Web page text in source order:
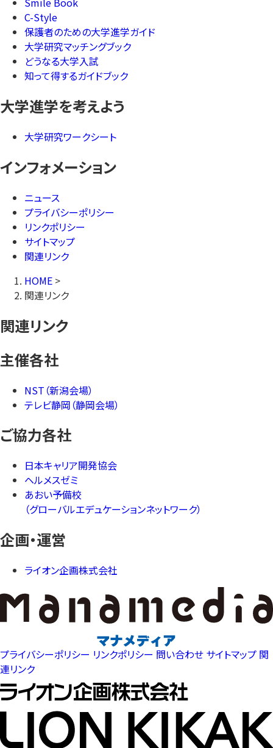
C-Style
保護者のための大学進学ガイド
大学研究マッチングブック
どうなる大学入試
知って得するガイドブック
大学進学を考えよう
大学研究ワークシート
インフォメーション
ニュース
プライバシーポリシー
リンクポリシー
サイトマップ
関連リンク
HOME >
関連リンク
関連リンク
主催各社
NST（新潟会場）
テレビ静岡（静岡会場）
ご協力各社
日本キャリア開発協会
ヘルメスゼミ
あおい予備校
（グローバルエデュケーションネットワーク）
企画・運営
ライオン企画株式会社
プライバシーポリシー リンクポリシー 問い合わせ サイトマップ 関
連リンク